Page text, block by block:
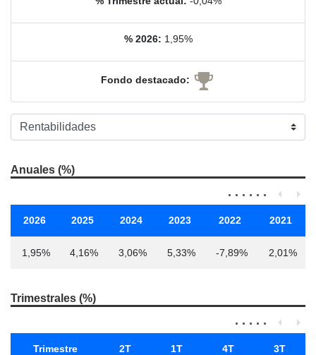
% 2026: 1,95%
Fondo destacado:
Anuales (%)
2026 2025 2024 2023 2022 2021
1,95% 4,16% 3,06% 5,33% -7,89% 2,01%
Trimestrales (%)
Trimestre
2T
1T
4T
3T